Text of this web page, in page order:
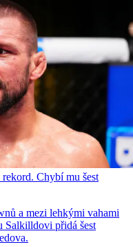
Chybí mu šest
a mezi lehkými vahami
Salkilldovi přidá šest